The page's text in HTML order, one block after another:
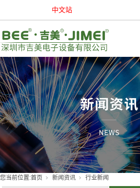
中文站
您当前位置:首页 新闻资讯 行业新闻